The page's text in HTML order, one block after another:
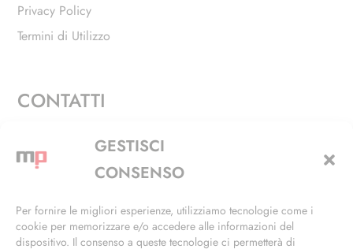
GESTISCI
CONSENSO
Per fornire le migliori esperienze, utilizziamo tecnologie come i
cookie per memorizzare e/o accedere alle informazioni del
dispositivo. Il consenso a queste tecnologie ci permetterà di
Privacy Policy
Termini di Utilizzo
CONTATTI
Via Alfieri, 27 - Trezzano Sul Naviglio (MI)
+39 02 4846 3155
info@masterphil.it